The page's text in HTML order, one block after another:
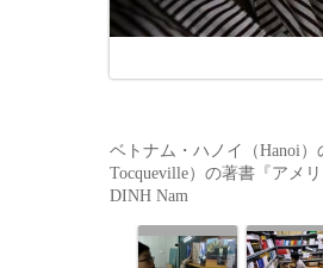
ベトナム・ハノイ（Hanoi
Tocqueville）の著書『アメ
DINH Nam